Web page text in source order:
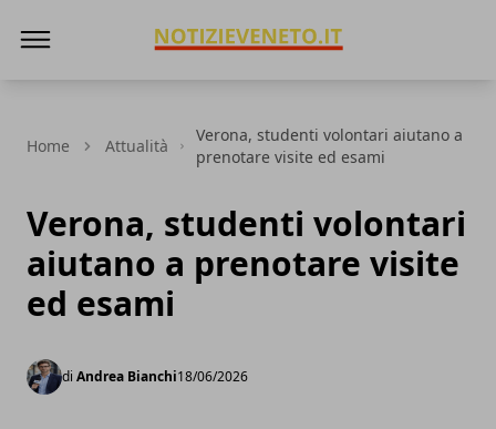
Home Attualità
Verona, studenti volontari aiutano a
prenotare visite ed esami
Verona, studenti volontari
aiutano a prenotare visite
ed esami
di Andrea Bianchi18/06/2026